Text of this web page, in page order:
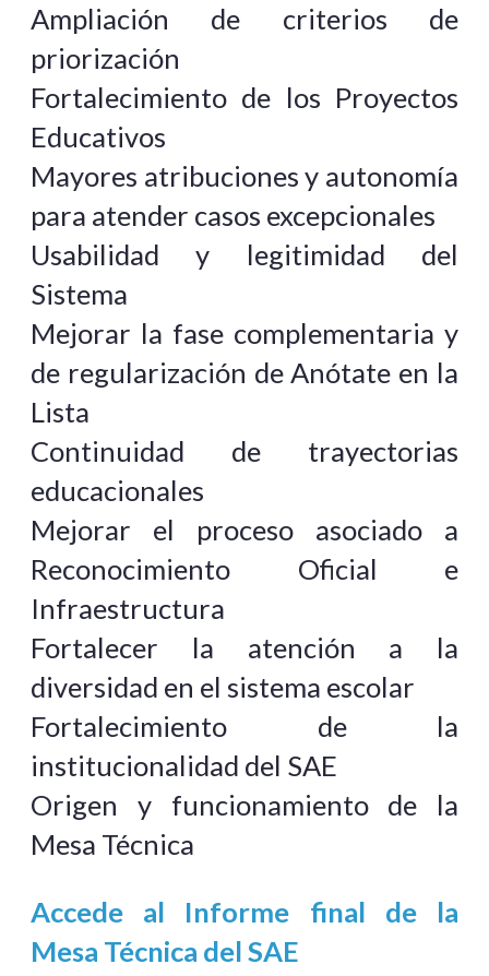
Ampliación de criterios de
priorización
Fortalecimiento de los Proyectos
Educativos
Mayores atribuciones y autonomía
para atender casos excepcionales
Usabilidad y legitimidad del
Sistema
Mejorar la fase complementaria y
de regularización de Anótate en la
Lista
Continuidad de trayectorias
educacionales
Mejorar el proceso asociado a
Reconocimiento Oficial e
Infraestructura
Fortalecer la atención a la
diversidad en el sistema escolar
Fortalecimiento de la
institucionalidad del SAE
Origen y funcionamiento de la
Mesa Técnica
Accede al Informe final de la
Mesa Técnica del SAE